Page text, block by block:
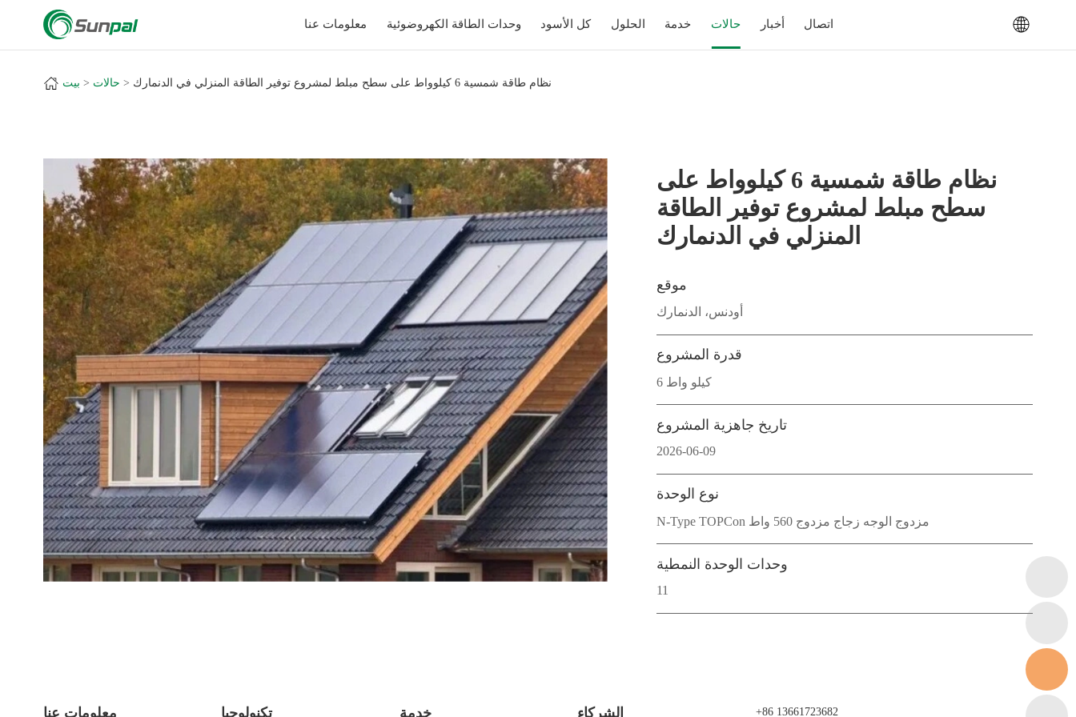
معلومات عنا وحدات الطاقة الكهروضوئية كل الأسود الحلول خدمة حالات أخبار اتصال
بيت حالات نظام طاقة شمسية 6 كيلوواط على سطح مبلط لمشروع توفير الطاقة المنزلي في الدنمارك
نظام طاقة شمسية 6 كيلوواط على
سطح مبلط لمشروع توفير الطاقة
المنزلي في الدنمارك
موقع
أودنس، الدنمارك
قدرة المشروع
6 كيلو واط
تاريخ جاهزية المشروع
2026-06-09
نوع الوحدة
N-Type TOPCon مزدوج الوجه زجاج مزدوج 560 واط
وحدات الوحدة النمطية
11
معلومات عنا تكنولوجيا خدمة الشركاء +86 13661723682